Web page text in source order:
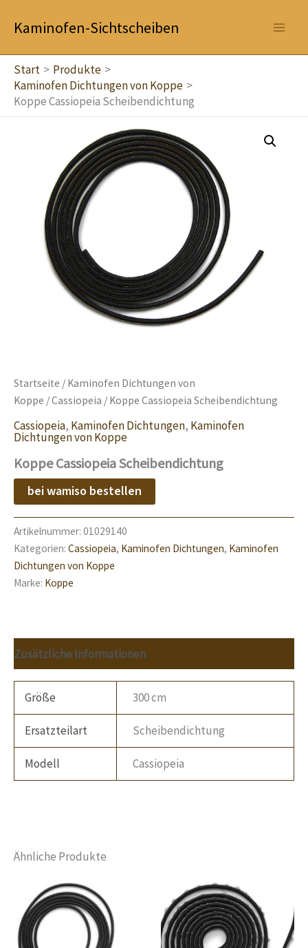
InhaltKaminofen-Sichtscheiben
Start
Produkte
Kaminofen Dichtungen von Koppe
Koppe Cassiopeia Scheibendichtung
Startseite / Kaminofen Dichtungen von
Koppe /Cassiopeia / Koppe Cassiopeia Scheibendichtung
Cassiopeia, Kaminofen Dichtungen, Kaminofen
Dichtungen von Koppe
Koppe Cassiopeia Scheibendichtung
bei wamiso bestellen
Artikelnummer: 01029140
Kategorien: Cassiopeia, Kaminofen Dichtungen, Kaminofen
Dichtungen von Koppe
Marke: Koppe
Zusätzliche Informationen
Größe 300 cm
Ersatzteilart Scheibendichtung
Modell Cassiopeia
Ähnliche Produkte